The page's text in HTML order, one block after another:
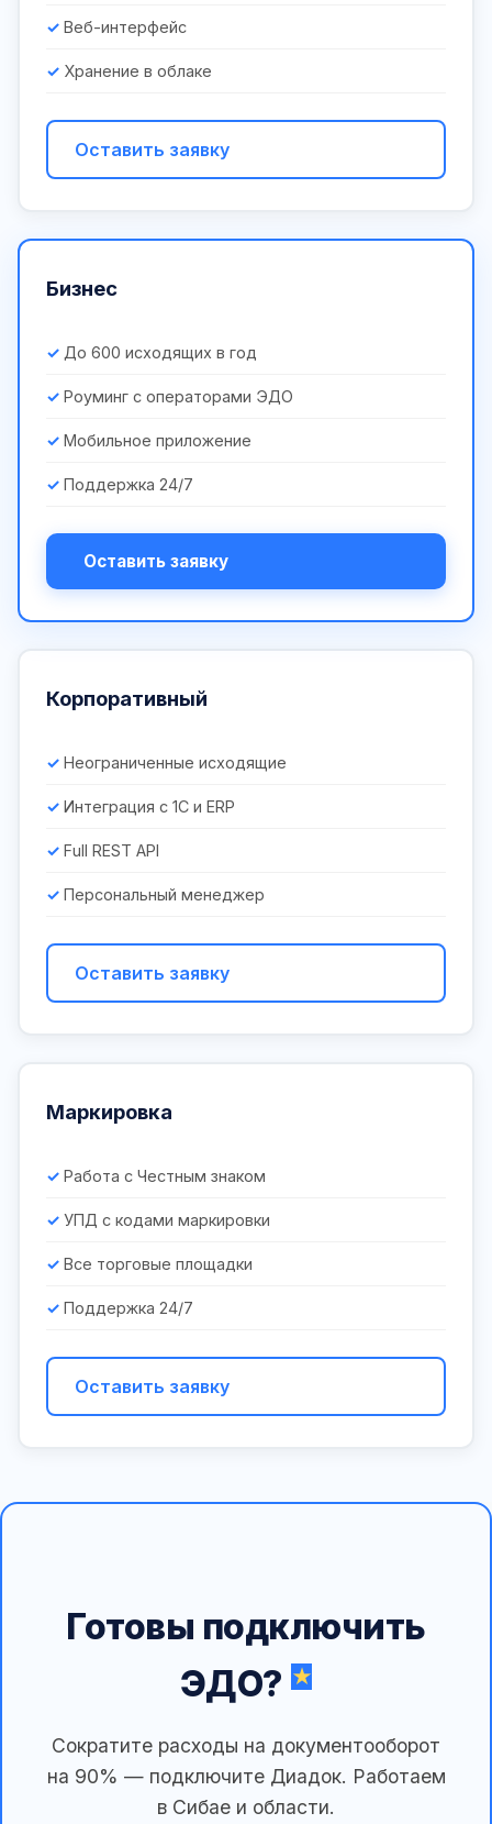
Веб-интерфейс
Хранение в облаке
Оставить заявку
Бизнес
До 600 исходящих в год
Роуминг с операторами ЭДО
Мобильное приложение
Поддержка 24/7
Оставить заявку
Корпоративный
Неограниченные исходящие
Интеграция с 1С и ERP
Full REST API
Персональный менеджер
Оставить заявку
Маркировка
Работа с Честным знаком
УПД с кодами маркировки
Все торговые площадки
Поддержка 24/7
Оставить заявку
Готовы подключить
ЭДО?
Сократите расходы на документооборот
на 90% — подключите Диадок. Работаем
в Сибае и области.